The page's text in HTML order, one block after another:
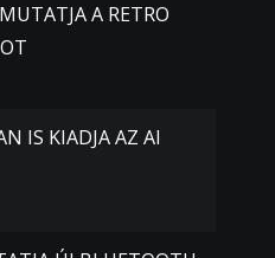
A RETRO
IS KIADJA AZ AI